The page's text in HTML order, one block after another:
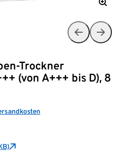
Trockner
(von A+++ bis D), 8